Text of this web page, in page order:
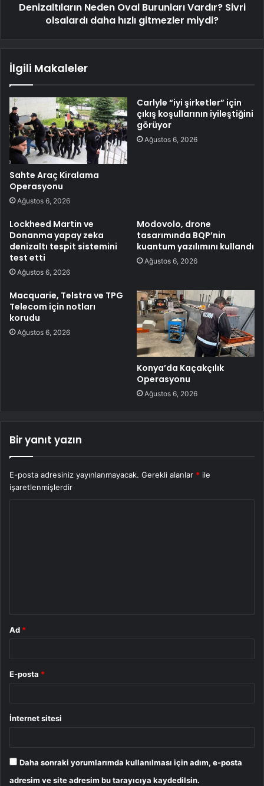
Denizaltıların Neden Oval Burunları Vardır? Sivri
olsalardı daha hızlı gitmezler miydi?
İlgili Makaleler
Sahte Araç Kiralama
Operasyonu
Ağustos 6, 2026
Carlyle “iyi şirketler” için
çıkış koşullarının iyileştiğini
görüyor
Ağustos 6, 2026
Lockheed Martin ve
Donanma yapay zeka
denizaltı tespit sistemini
test etti
Ağustos 6, 2026
Modovolo, drone
tasarımında BQP’nin
kuantum yazılımını kullandı
Ağustos 6, 2026
Macquarie, Telstra ve TPG
Telecom için notları
korudu
Ağustos 6, 2026
Konya’da Kaçakçılık
Operasyonu
Ağustos 6, 2026
Bir yanıt yazın
E-posta adresiniz yayınlanmayacak. Gerekli alanlar * ile
işaretlenmişlerdir
Ad *
E-posta *
İnternet sitesi
Daha sonraki yorumlarımda kullanılması için adım, e-posta
adresim ve site adresim bu tarayıcıya kaydedilsin.